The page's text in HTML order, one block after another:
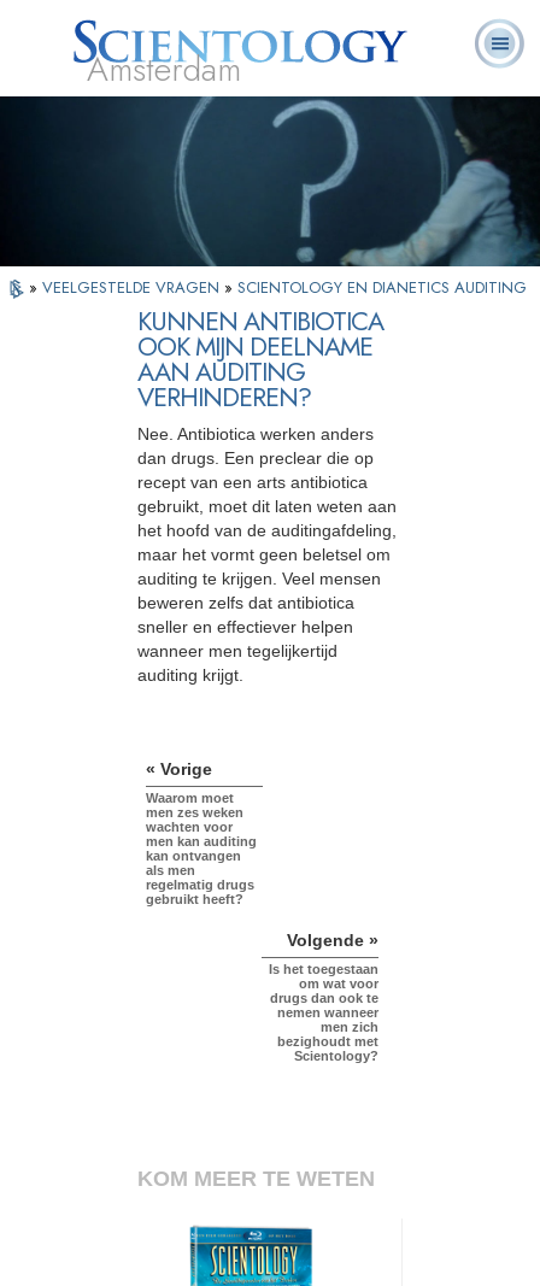
Amsterdam
Wat is
Scientology?
Pastoraal
Werkers
Veelgestelde
vragen
» VEELGESTELDE VRAGEN » SCIENTOLOGY EN DIANETICS AUDITING
KUNNEN ANTIBIOTICA
OOK MIJN DEELNAME
AAN AUDITING
VERHINDEREN?
Nee. Antibiotica werken anders
dan drugs. Een preclear die op
recept van een arts antibiotica
gebruikt, moet dit laten weten aan
het hoofd van de auditingafdeling,
maar het vormt geen beletsel om
auditing te krijgen. Veel mensen
beweren zelfs dat antibiotica
sneller en effectiever helpen
wanneer men tegelijkertijd
auditing krijgt.
« Vorige
Waarom moet
men zes weken
wachten voor
men kan auditing
kan ontvangen
als men
regelmatig drugs
gebruikt heeft?
Volgende »
Is het toegestaan
om wat voor
drugs dan ook te
nemen wanneer
men zich
bezighoudt met
Scientology?
KOM MEER TE WETEN